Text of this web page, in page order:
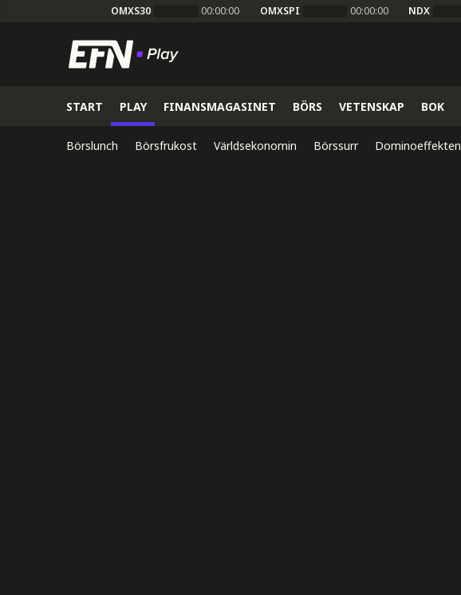
OMXS30 00:00:00 OMXSPI 00:00:00 NDX
START PLAY FINANSMAGASINET BÖRS VETENSKAP BOK
Börslunch Börsfrukost Världsekonomin Börssurr Dominoeffekten